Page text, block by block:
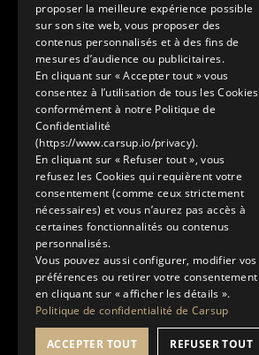
Pagina contatti
Scopri
Le nostre Conciergerie
I nostri servizi
Lo Showroom
Il mondo Carsup
Il diario di bordo
Scopri di più
Note legali
Informativa sulla privacy
Condizioni generali di utilizzo
proposer la meilleure expérience possible
sur son site web, vous proposer des
contenus personnalisés et à des fins de
mesures d’audience ou publicitaires.
En cliquant sur « Accepter tout » vous
consentez à l’utilisation de tous les Cookies
conformément à notre Politique de
Confidentialité
(https://www.carsup.io/privacy).
En cliquant sur « Refuser tout », vous
refusez les Cookies qui requièrent votre
consentement (comme ceux strictement
nécessaires) et vous n’aurez pas accès à
certaines fonctionnalités ou contenus
personnalisés.
Vous pouvez aussi configurer, modifier vos
préférences ou retirer votre consentement
en cliquant sur « afficher les détails ».
Politique de confidentialité de Carsup
ACCEPTER TOUT REFUSER TOUT